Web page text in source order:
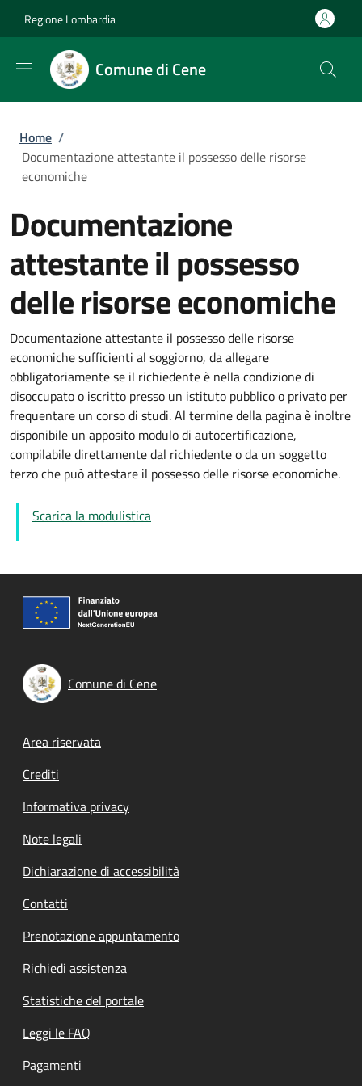
Regione Lombardia
Comune di Cene
Briciole di pane
Home /
Documentazione attestante il possesso delle risorse
economiche
Documentazione
attestante il possesso
delle risorse economiche
Documentazione attestante il possesso delle risorse
economiche sufficienti al soggiorno, da allegare
obbligatoriamente se il richiedente è nella condizione di
disoccupato o iscritto presso un istituto pubblico o privato per
frequentare un corso di studi. Al termine della pagina è inoltre
disponibile un apposito modulo di autocertificazione,
compilabile direttamente dal richiedente o da un soggetto
terzo che può attestare il possesso delle risorse economiche.
Scarica la modulistica
Comune di Cene
Footer menu
Area riservata
Crediti
Informativa privacy
Note legali
Dichiarazione di accessibilità
Contatti
Prenotazione appuntamento
Richiedi assistenza
Statistiche del portale
Leggi le FAQ
Pagamenti